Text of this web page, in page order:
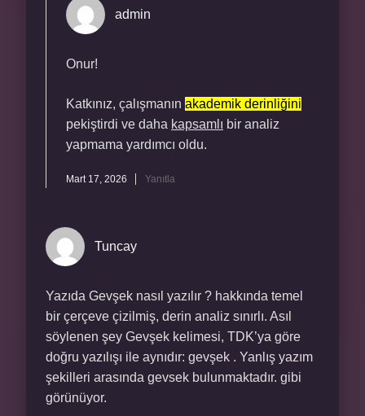
admin
Onur!
Katkınız, çalışmanın akademik derinliğini
pekiştirdi ve daha kapsamlı bir analiz
yapmama yardımcı oldu.
Mart 17, 2026 Yanıtla
Tuncay
Yazıda Gevşek nasıl yazılır ? hakkında temel
bir çerçeve çizilmiş, derin analiz sınırlı. Asıl
söylenen şey Gevşek kelimesi, TDK’ya göre
doğru yazılışı ile aynıdır: gevşek . Yanlış yazım
şekilleri arasında gevsek bulunmaktadır. gibi
görünüyor.